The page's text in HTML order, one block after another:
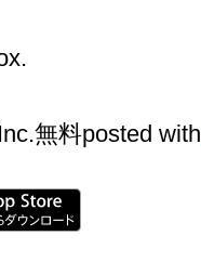
無料posted with